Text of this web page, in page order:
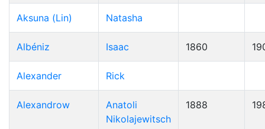
Aksuna (Lin) Natasha
Albéniz Isaac 1860
Alexander Rick
Alexandrow
Anatoli
Nikolajewitsch
1888